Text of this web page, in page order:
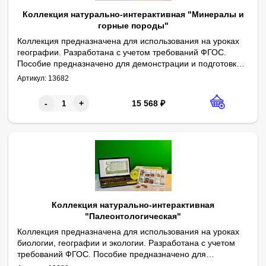
Коллекция натурально-интерактивная "Минералы и
горные породы"
Коллекция предназначена для использования на уроках
географии. Разработана с учетом требований ФГОС.
Пособие предназначено для демонстрации и подготовки к
проектно-исследовательской деятельности при изучении
Габаритные размеры в упаковке (дл.*шир.*выс.), см:
Комплектность: натуральные образцы (20 видов) – 80 шт.,
В состав коллекции входят следующие образцы: магнетит
Интерактивное приложение содержит дополнительные
Артикул: 13682
- + 15 568 ₽
Коллекция натурально-интерактивная
"Палеонтологическая"
​Коллекция предназначена для использования на уроках
биологии, географии и экологии. Разработана с учетом
требований ФГОС. Пособие предназначено для